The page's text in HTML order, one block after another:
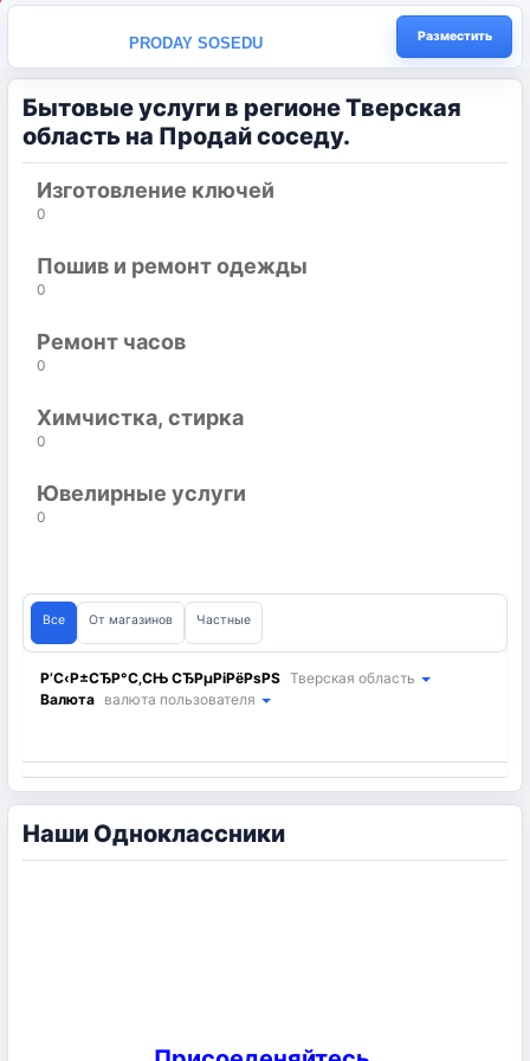
PRODAY SOSEDU Разместить
Бытовые услуги в регионе Тверская
область на Продай соседу.
Изготовление ключей
0
Пошив и ремонт одежды
0
Ремонт часов
0
Химчистка, стирка
0
Ювелирные услуги
0
Все От магазинов Частные
Р’С‹Р±СЂР°С‚СЊ СЂРµРіРёРѕРЅ Тверская область
Валюта валюта пользователя
Наши Одноклассники